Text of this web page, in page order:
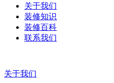
关于我们
装修知识
装修百科
联系我们
关于我们